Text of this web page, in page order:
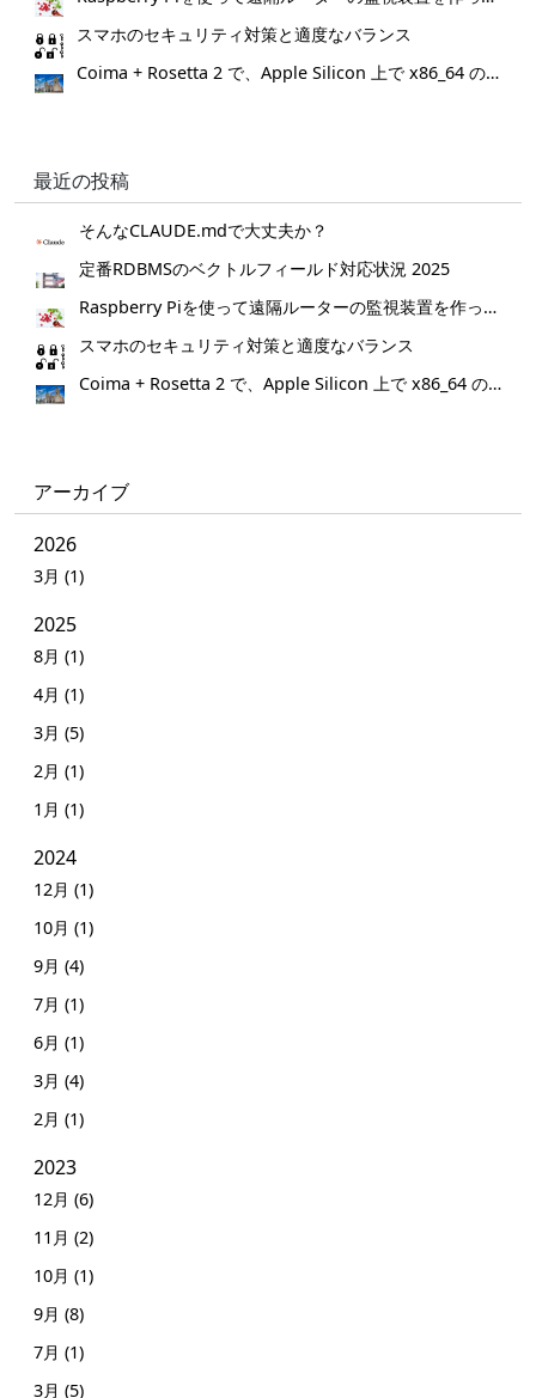
スマホのセキュリティ対策と適度なバランス
Coima + Rosetta 2 で、Apple Silicon 上で x86_64 の Docker イメージをビルドする (Docker desktop やめる)
最近の投稿
そんなCLAUDE.mdで大丈夫か？
定番RDBMSのベクトルフィールド対応状況 2025
Raspberry Piを使って遠隔ルーターの監視装置を作ってみた。
スマホのセキュリティ対策と適度なバランス
Coima + Rosetta 2 で、Apple Silicon 上で x86_64 の Docker イメージをビルドする (Docker desktop やめる)
アーカイブ
2026
3月 (1)
2025
8月 (1)
4月 (1)
3月 (5)
2月 (1)
1月 (1)
2024
12月 (1)
10月 (1)
9月 (4)
7月 (1)
6月 (1)
3月 (4)
2月 (1)
2023
12月 (6)
11月 (2)
10月 (1)
9月 (8)
7月 (1)
3月 (5)